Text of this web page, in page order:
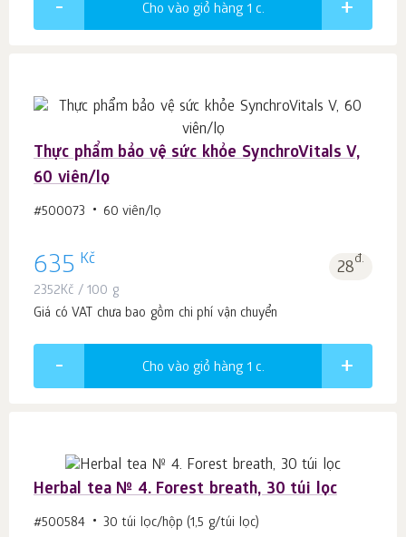
Cho vào giỏ hàng 1 c.
Thực phẩm bảo vệ sức khỏe SynchroVitals V,
60 viên/lọ
#500073 60 viên/lọ
635 Kč 28đ.
2352Kč / 100 g
Giá có VAT chưa bao gồm chi phí vận chuyển
Cho vào giỏ hàng 1 c.
Herbal tea № 4. Forest breath, 30 túi lọc
#500584 30 túi lọc/hộp (1,5 g/túi lọc)